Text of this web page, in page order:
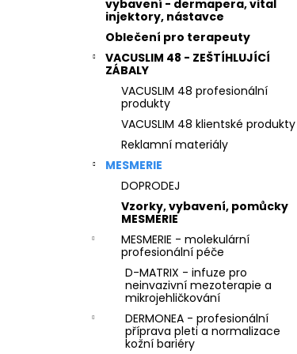
vybavení - dermapera, vital
injektory, nástavce
Oblečení pro terapeuty
VACUSLIM 48 - ZEŠTÍHLUJÍCÍ
ZÁBALY
VACUSLIM 48 profesionální
produkty
VACUSLIM 48 klientské produkty
Reklamní materiály
MESMERIE
DOPRODEJ
Vzorky, vybavení, pomůcky
MESMERIE
MESMERIE - molekulární
profesionální péče
D-MATRIX - infuze pro
neinvazivní mezoterapie a
mikrojehličkování
DERMONEA - profesionální
příprava pleti a normalizace
kožní bariéry
STERILNÍ NÁSTAVCE PRO DERMAPERO
DERMALIGHTPEN A DERMAQUATRO 36
JEHLIČEK